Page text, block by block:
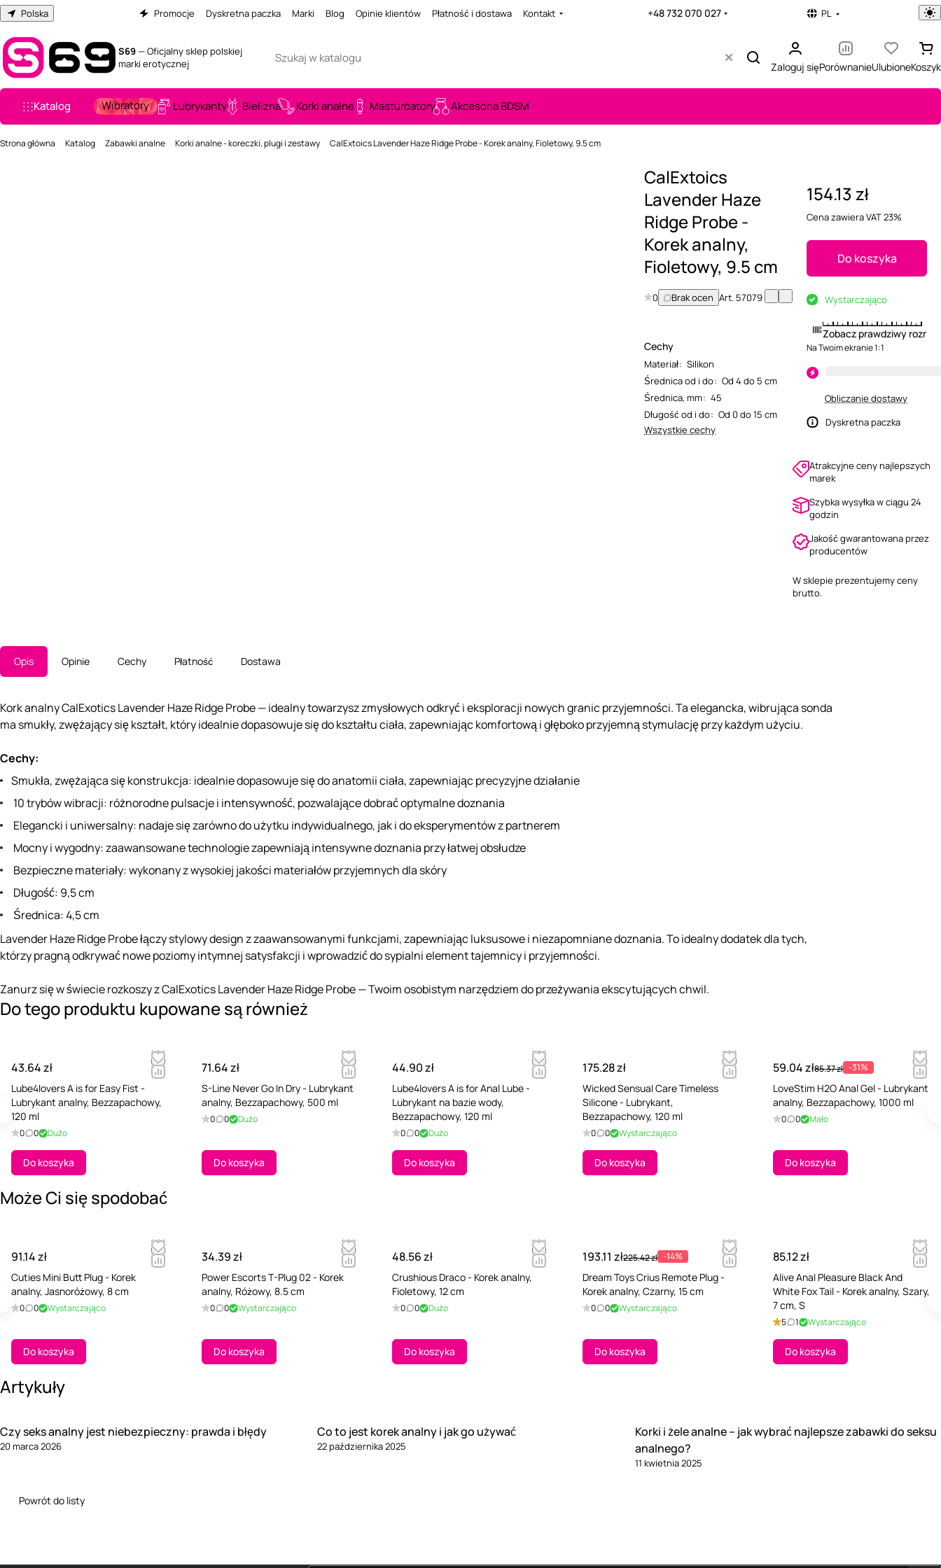
Polska Promocje Dyskretna paczka Marki Blog Opinie klientów Płatność i dostawa Kontakt +48 732 070 027 PL
S69— Oficjalny sklep polskiej
marki erotycznej
Zaloguj sięPorównanieUlubioneKoszyk
Katalog Wibratory Lubrykanty Bielizna Korki analne Masturbatory Akcesoria BDSM
Strona główna Katalog Zabawki analne Korki analne - koreczki, plugi i zestawy CalExtoics Lavender Haze Ridge Probe - Korek analny, Fioletowy, 9.5 cm
CalExtoics
Lavender Haze
Ridge Probe -
Korek analny,
Fioletowy, 9.5 cm
0 Brak ocen Art. 57079
Cechy
Materiał: Silikon
Średnica od i do: Od 4 do 5 cm
Średnica, mm: 45
Długość od i do: Od 0 do 15 cm
Wszystkie cechy
154.13 zł
Cena zawiera VAT 23%
Do koszyka
Wystarczająco
Zobacz prawdziwy
Na Twoim ekranie 1:1
Obliczanie dostawy
Dyskretna paczka
Atrakcyjne ceny najlepszych
marek
Szybka wysyłka w ciągu 24
godzin
Jakość gwarantowana przez
producentów
W sklepie prezentujemy ceny
brutto.
Opis Opinie Cechy Płatność Dostawa
Kork analny CalExotics Lavender Haze Ridge Probe — idealny towarzysz zmysłowych odkryć i eksploracji nowych granic przyjemności. Ta elegancka, wibrująca sonda
ma smukły, zwężający się kształt, który idealnie dopasowuje się do kształtu ciała, zapewniając komfortową i głęboko przyjemną stymulację przy każdym użyciu.
Cechy:
Smukła, zwężająca się konstrukcja: idealnie dopasowuje się do anatomii ciała, zapewniając precyzyjne działanie
10 trybów wibracji: różnorodne pulsacje i intensywność, pozwalające dobrać optymalne doznania
Elegancki i uniwersalny: nadaje się zarówno do użytku indywidualnego, jak i do eksperymentów z partnerem
Mocny i wygodny: zaawansowane technologie zapewniają intensywne doznania przy łatwej obsłudze
Bezpieczne materiały: wykonany z wysokiej jakości materiałów przyjemnych dla skóry
Długość: 9,5 cm
Średnica: 4,5 cm
Lavender Haze Ridge Probe łączy stylowy design z zaawansowanymi funkcjami, zapewniając luksusowe i niezapomniane doznania. To idealny dodatek dla tych,
którzy pragną odkrywać nowe poziomy intymnej satysfakcji i wprowadzić do sypialni element tajemnicy i przyjemności.
Zanurz się w świecie rozkoszy z CalExotics Lavender Haze Ridge Probe — Twoim osobistym narzędziem do przeżywania ekscytujących chwil.
Do tego produktu kupowane są również
43.64 zł
Lube4lovers A is for Easy Fist -
Lubrykant analny, Bezzapachowy,
120 ml
0 0 Dużo
Do koszyka
71.64 zł
S-Line Never Go In Dry - Lubrykant
analny, Bezzapachowy, 500 ml
0 0 Dużo
Do koszyka
44.90 zł
Lube4lovers A is for Anal Lube -
Lubrykant na bazie wody,
Bezzapachowy, 120 ml
0 0 Dużo
Do koszyka
175.28 zł
Wicked Sensual Care Timeless
Silicone - Lubrykant,
Bezzapachowy, 120 ml
0 0 Wystarczająco
Do koszyka
59.04 zł85.37 zł -31%
LoveStim H2O Anal Gel - Lubrykant
analny, Bezzapachowy, 1000 ml
0 0 Mało
Do koszyka
Może Ci się spodobać
91.14 zł
Cuties Mini Butt Plug - Korek
analny, Jasnoróżowy, 8 cm
0 0 Wystarczająco
Do koszyka
34.39 zł
Power Escorts T-Plug 02 - Korek
analny, Różowy, 8.5 cm
0 0 Wystarczająco
Do koszyka
48.56 zł
Crushious Draco - Korek analny,
Fioletowy, 12 cm
0 0 Dużo
Do koszyka
193.11 zł225.42 zł -14%
Dream Toys Crius Remote Plug -
Korek analny, Czarny, 15 cm
0 0 Wystarczająco
Do koszyka
85.12 zł
Alive Anal Pleasure Black And
White Fox Tail - Korek analny, Szary,
7 cm, S
5 1 Wystarczająco
Do koszyka
Artykuły
Czy seks analny jest niebezpieczny: prawda i błędy
20 marca 2026
Co to jest korek analny i jak go używać
22 października 2025
Korki i żele analne – jak wybrać najlepsze zabawki do seksu
analnego?
11 kwietnia 2025
Powrót do listy